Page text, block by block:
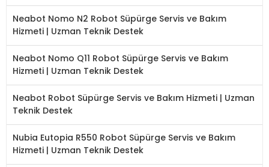
Neabot Nomo N2 Robot Süpürge Servis ve Bakım
Hizmeti | Uzman Teknik Destek
Neabot Nomo Q11 Robot Süpürge Servis ve Bakım
Hizmeti | Uzman Teknik Destek
Neabot Robot Süpürge Servis ve Bakım Hizmeti | Uzman
Teknik Destek
Nubia Eutopia R550 Robot Süpürge Servis ve Bakım
Hizmeti | Uzman Teknik Destek